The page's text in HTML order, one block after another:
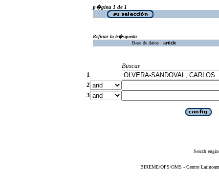
p�gina 1 de 1
Refinar la b�squeda
Base de datos : article
Buscar
1
2
3
Search
BIREME/OPS/OMS - Centro